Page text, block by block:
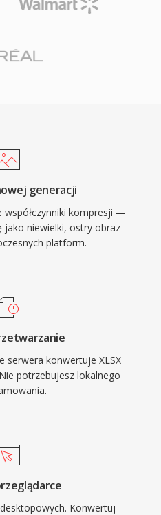
generacji
współczynniki kompresji —
jako niewielki, ostry obraz
platform.
serwera konwertuje XLSX
potrzebujesz lokalnego
Konwertuj